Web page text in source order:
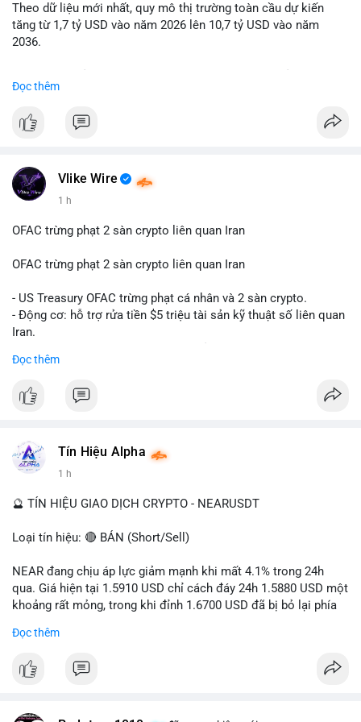
Lời khuyên: Nhà đầu tư nhỏ lẻ nên quan sát thêm 2-4 giờ sau
khi giao dịch được xác nhận, tránh hành động theo cảm xúc.
ưu tiên quản trị rủi ro trong giai đoạn biến động mạnh.
#btcmempool65k
Theo dữ liệu mới nhất, quy mô thị trường toàn cầu dự kiến
tăng từ 1,7 tỷ USD vào năm 2026 lên 10,7 tỷ USD vào năm
2036.
hàng năm (CAGR) ấn tượng lên tới 20,2%.
Điều gì đang thúc đẩy sự tăng trưởng vượt bậc này? Hãy cùng
Đọc thêm
Vlike Wire
1 h
OFAC trừng phạt 2 sàn crypto liên quan Iran
OFAC trừng phạt 2 sàn crypto liên quan Iran
- US Treasury OFAC trừng phạt cá nhân và 2 sàn crypto.
- Động cơ: hỗ trợ rửa tiền $5 triệu tài sản kỹ thuật số liên quan
Iran.
- Tác động: rủi ro cho thị trường crypto, tăng áp lực pháp lý.
#binancesquare
#vlikevn #titanbot
📰 Nguồn: Cointelegraph
Đọc thêm
Tín Hiệu Alpha
1 h
🔮 TÍN HIỆU GIAO DỊCH CRYPTO - NEARUSDT
Loại tín hiệu: 🔴 BÁN (Short/Sell)
NEAR đang chịu áp lực giảm mạnh khi mất 4.1% trong 24h
qua. Giá hiện tại 1.5910 USD chỉ cách đáy 24h 1.5880 USD một
khoảng rất mỏng, trong khi đỉnh 1.6700 USD đã bị bỏ lại phía
kiểm soát hoàn toàn. Khối lượng giao dịch 10.29 triệu NEAR
tiếp diễn.
Đọc thêm